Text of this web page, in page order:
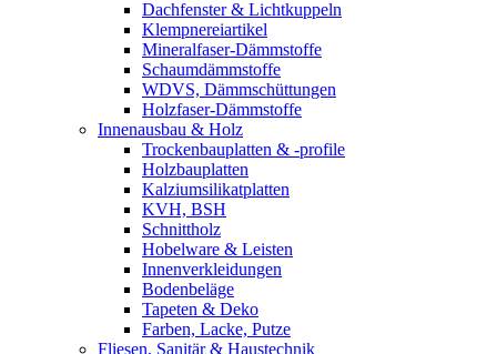
Dachfenster & Lichtkuppeln
Klempnereiartikel
Mineralfaser-Dämmstoffe
Schaumdämmstoffe
WDVS, Dämmschüttungen
Holzfaser-Dämmstoffe
Innenausbau & Holz
Trockenbauplatten & -profile
Holzbauplatten
Kalziumsilikatplatten
KVH, BSH
Schnittholz
Hobelware & Leisten
Innenverkleidungen
Bodenbeläge
Tapeten & Deko
Farben, Lacke, Putze
Fliesen, Sanitär & Haustechnik